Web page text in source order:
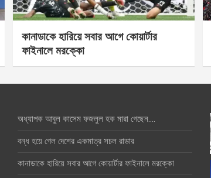
কানাডাকে হারিয়ে সবার আগে কোয়ার্টার
ফাইনালে মরক্কো
অধ্যাপক আবুল কাসেম ফজলুল হক মারা গেছেন….
বন্ধ হয়ে গেল দেশের একমাত্র সচল রাডার
কানাডাকে হারিয়ে সবার আগে কোয়ার্টার ফাইনালে মরক্কো